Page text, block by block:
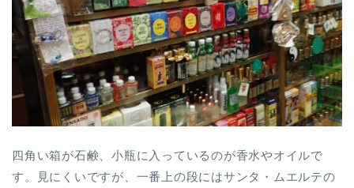
四角い箱が石鹸、小瓶に入っているのが香水やオイルで
す。見にくいですが、一番上の段にはサンタ・ムエルテの